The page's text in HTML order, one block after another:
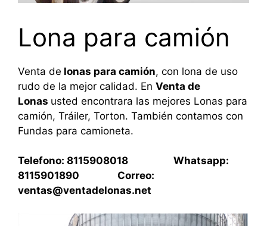
Lona para camión
Venta de lonas para camión, con lona de uso
rudo de la mejor calidad. En Venta de
Lonas usted encontrara las mejores Lonas para
camión, Tráiler, Torton. También contamos con
Fundas para camioneta.
Telefono: 8115908018 Whatsapp:
8115901890 Correo:
ventas@ventadelonas.net